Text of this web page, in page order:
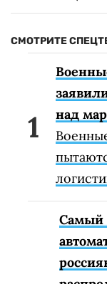
СМОТРИТЕ
над
Самый